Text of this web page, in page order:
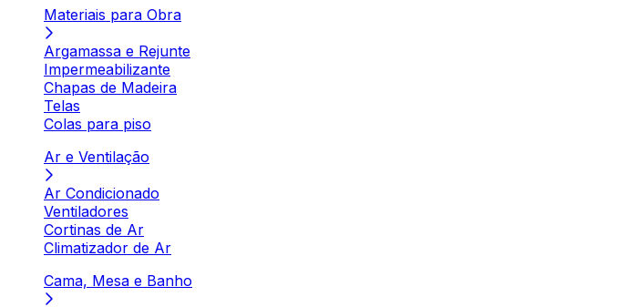
Materiais para Obra
Argamassa e Rejunte
Impermeabilizante
Chapas de Madeira
Telas
Colas para piso
Ar e Ventilação
Ar Condicionado
Ventiladores
Cortinas de Ar
Climatizador de Ar
Cama, Mesa e Banho